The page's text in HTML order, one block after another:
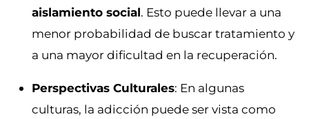
aislamiento social. Esto puede llevar a una
menor probabilidad de buscar tratamiento y
a una mayor dificultad en la recuperación.
Perspectivas Culturales: En algunas
culturas, la adicción puede ser vista como